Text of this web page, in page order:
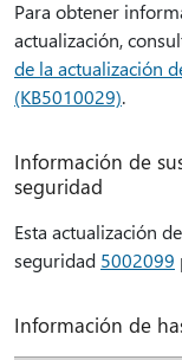
Para obtener
actualización,
de la actualización
(KB5010029).
Información de
seguridad
Esta actualización
seguridad 5002099
Información de